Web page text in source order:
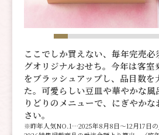
ここでしか買えない、毎年完売
グオリジナルおせち。今年は客
をブラッシュアップし、品目数を
た。可愛らしい豆皿や華やかな風
りどりのメニューで、にぎやか
さい。
※昨年人気NO.1…2025年8月8日～12月17日